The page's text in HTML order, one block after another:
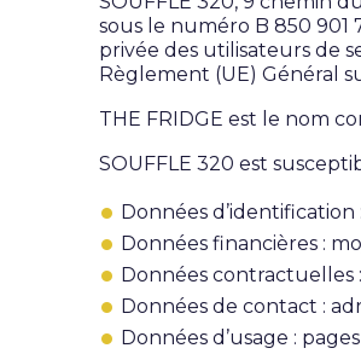
sous le numéro B 850
privée des utilisateurs de
Règlement (UE) Général
THE FRIDGE est le nom
SOUFFLE 320 est
Données
Données financières :
Données contractuelles
Données de contact :
Données d’usage :